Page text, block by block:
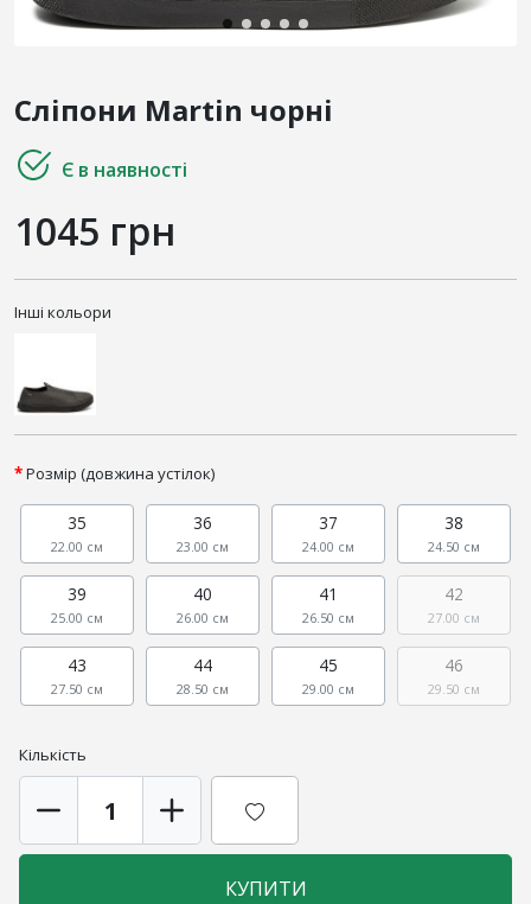
Сліпони Martin чорні
Є в наявності
1045 грн
Інші кольори
Розмір (довжина устілок)
35
22.00 см
36
23.00 см
37
24.00 см
38
24.50 см
39
25.00 см
40
26.00 см
41
26.50 см
42
27.00 см
43
27.50 см
44
28.50 см
45
29.00 см
46
29.50 см
Кількість
КУПИТИ